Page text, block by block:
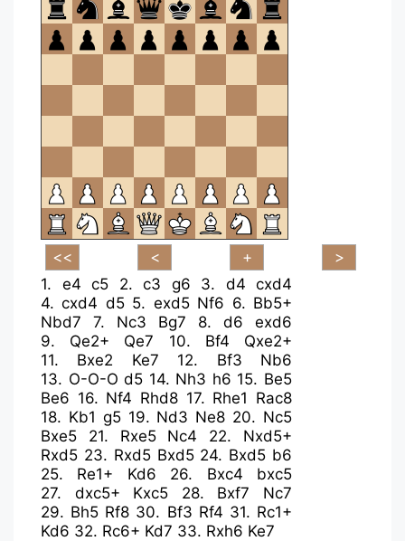
te
openen.
1. e4 c5 2. c3 g6 3. d4 cxd4
4.cxd4 d5 5. exd5 Nf6 6. Bb5+
Nbd7
7. Nc3 Bg7 8. d6
exd6
9. Qe2+ Qe7 10. Bf4
Qxe2+
11. Bxe2 Ke7 12. Bf3
Nb6
13. O-O-O d5 14. Nh3 h6 15. Be5
Be6 16. Nf4 Rhd8 17. Rhe1 Rac8
18. Kb1 g5 19. Nd3 Ne8 20. Nc5
Bxe5
21. Rxe5 Nc4 22. Nxd5+
Rxd5 23. Rxd5 Bxd5 24. Bxd5 b6
25. Re1+ Kd6 26. Bxc4
bxc5
27. dxc5+ Kxc5 28. Bxf7
Nc7
29. Bh5 Rf8 30. Bf3 Rf4 31. Rc1+
Kd6 32. Rc6+ Kd7 33. Rxh6 Ke7